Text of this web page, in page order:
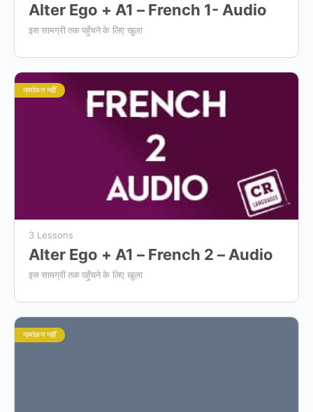
Alter Ego + A1 – French 1- Audio
इस सामग्री तक पहुँचने के लिए खुला
नामांकन नहीं
3 Lessons
Alter Ego + A1 – French 2 – Audio
इस सामग्री तक पहुँचने के लिए खुला
नामांकन नहीं